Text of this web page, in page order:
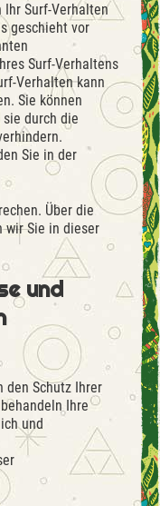
Ihr Surf-Verhalten
geschieht vor
Surf-Verhaltens
Verhalten kann
Sie können
durch die
Sie in der
Über die
wir Sie in dieser
und
den Schutz Ihrer
Ihre
und